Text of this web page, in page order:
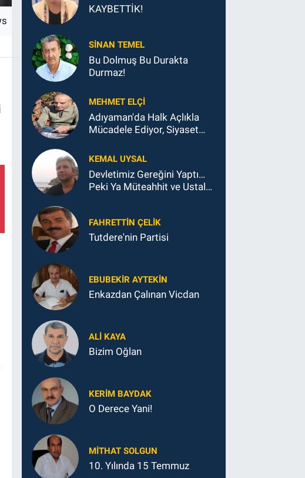
KAYBETTİK!
SINAN TEMEL
Bu Dolmuş Bu Durakta
Durmaz!
MEHMET ELÇI
Adıyaman'da Halk Açlıkla
Mücadele Ediyor, Siyaset
KEMAL UYSAL
Devletimiz Gereğini Yaptı…
Peki Ya Müteahhit ve Ustalar
FAHRETTIN ÇELİK
Tutdere'nin Partisi
EBUBEKIR AYTEKIN
Enkazdan Çalınan Vicdan
ALI KAYA
Bizim Oğlan
KERIM BAYDAK
O Derece Yani!
MITHAT SOLGUN
10. Yılında 15 Temmuz